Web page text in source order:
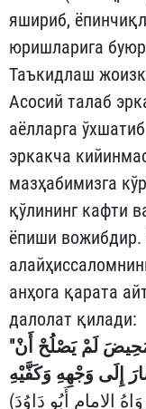
яшириб,
юришларига
Таъкидлаш
Асосий талаб
аёлларга
эркакча
мазҳабимизга
қўлининг кафти
ёпиши вожибдир.
анҳога қарата
далолат қилади:
"يَا أَسْمَاءُ، إِنَّ الْمَرْأَةَ إِذَا بَلَغَتِ الْمَحِيضَ لَمْ يَصْلُحْ أَنْ